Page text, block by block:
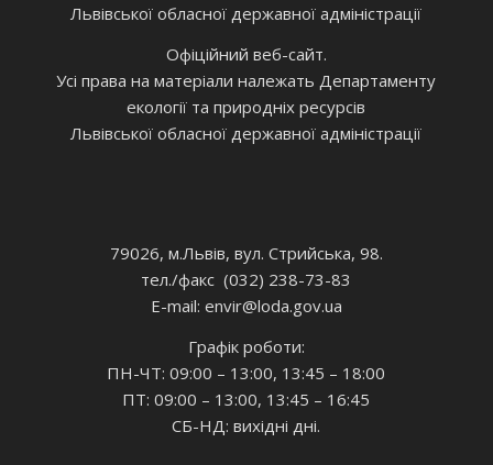
Львівської обласної державної адміністрації
Офіційний веб-сайт.
Усі права на матеріали належать Департаменту
екології та природніх ресурсів
Львівської обласної державної адміністрації
79026, м.Львів, вул. Стрийська, 98.
тел./факс (032) 238-73-83
E-mail: envir@loda.gov.ua
Графік роботи:
ПН-ЧТ: 09:00 – 13:00, 13:45 – 18:00
ПТ: 09:00 – 13:00, 13:45 – 16:45
СБ-НД: вихідні дні.